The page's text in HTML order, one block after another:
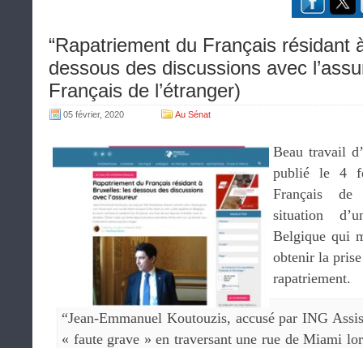
“Rapatriement du Français résidant
dessous des discussions avec
Français de l’étranger)
05 février, 2020 Au Sénat
Beau travail
publié le 4
Français de
situation
Belgique qui
obtenir la prise
rapatriement.
“Jean-Emmanuel Koutouzis, accusé par ING
« faute grave » en traversant une rue de Miami